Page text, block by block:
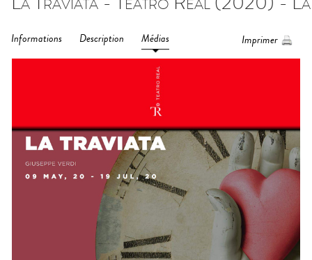
Informations Description Médias Imprimer